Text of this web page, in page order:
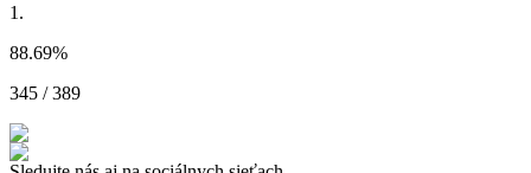
1.
88.69%
345 / 389